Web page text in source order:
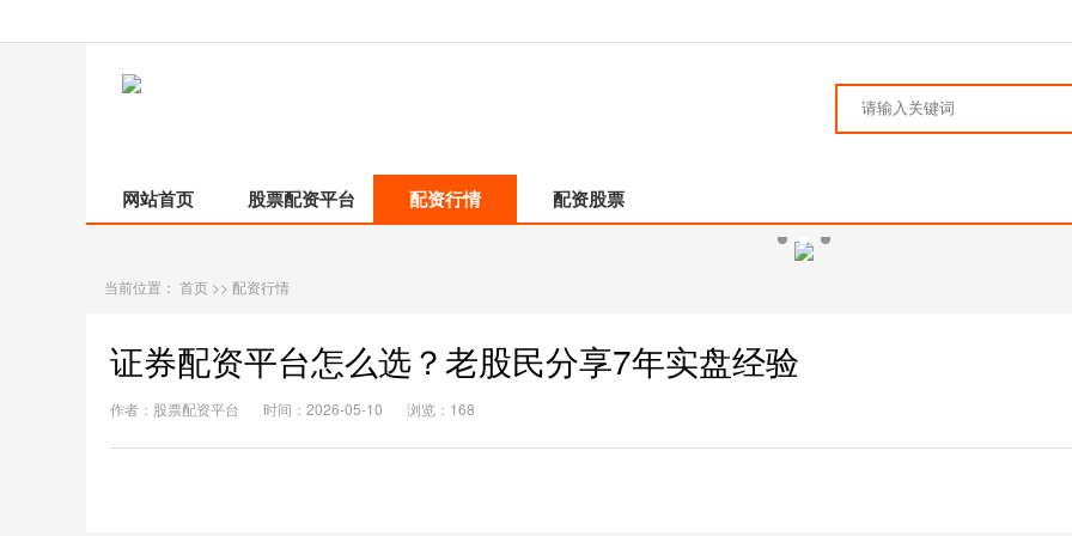
网站首页 股票配资平台 配资行情 配资股票
当前位置： 首页 >> 配资行情
证券配资平台怎么选？老股民分享7年实盘经验
作者：股票配资平台 时间：2026-05-10 浏览：168